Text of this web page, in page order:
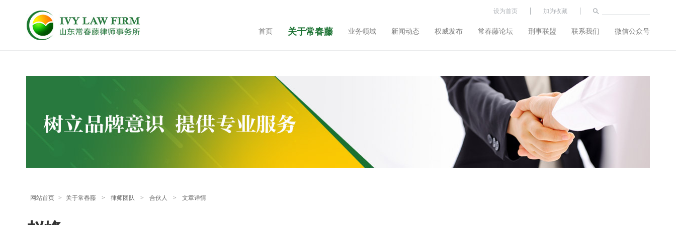
加为收藏
设为首页
首页 关于常春藤 业务领域 新闻动态 权威发布 常春藤论坛 刑事联盟 联系我们 微信公众号
网站首页 > 关于常春藤 > 律师团队 > 合伙人 > 文章详情